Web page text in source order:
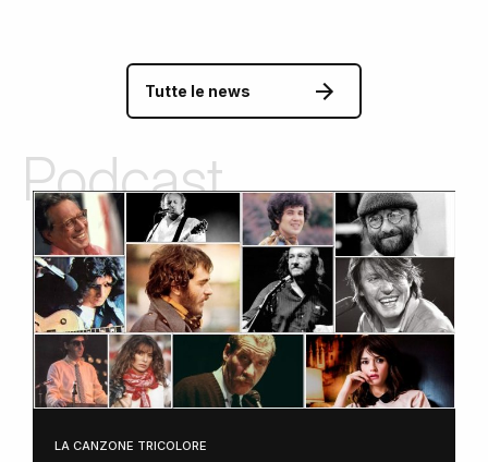
Tutte le news
Podcast
LA CANZONE TRICOLORE